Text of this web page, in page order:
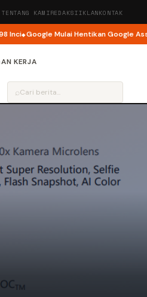
TENTANG KAMIREDAKSIIKLANKONTAK
Google Mulai Hentikan Google
KERJA
⌕